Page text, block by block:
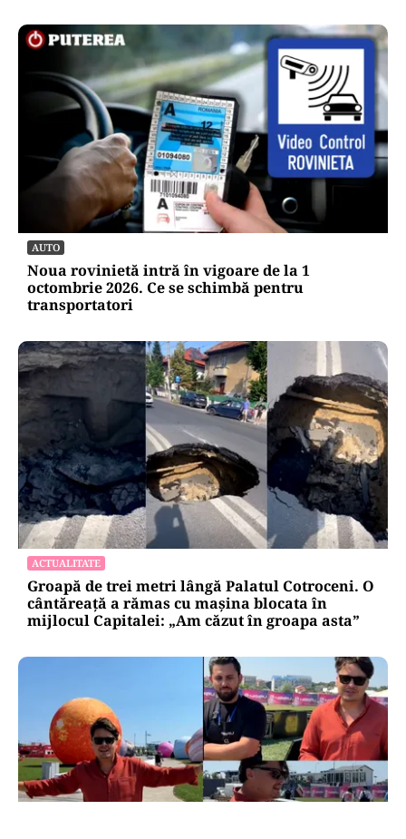
AUTO
Noua rovinietă intră în vigoare de la 1
octombrie 2026. Ce se schimbă pentru
transportatori
ACTUALITATE
Groapă de trei metri lângă Palatul Cotroceni. O
cântăreață a rămas cu mașina blocata în
mijlocul Capitalei: „Am căzut în groapa asta”